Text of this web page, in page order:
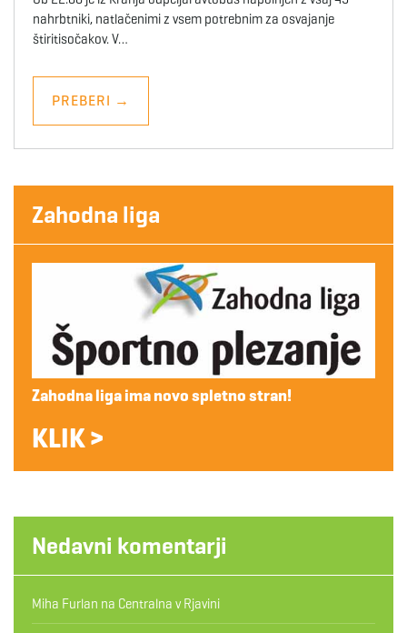
nahrbtniki, natlačenimi z vsem potrebnim za osvajanje
štiritisočakov. V…
PREBERI →
Zahodna liga
Zahodna liga ima novo spletno stran!
KLIK >
Nedavni komentarji
Miha Furlan na Centralna v Rjavini